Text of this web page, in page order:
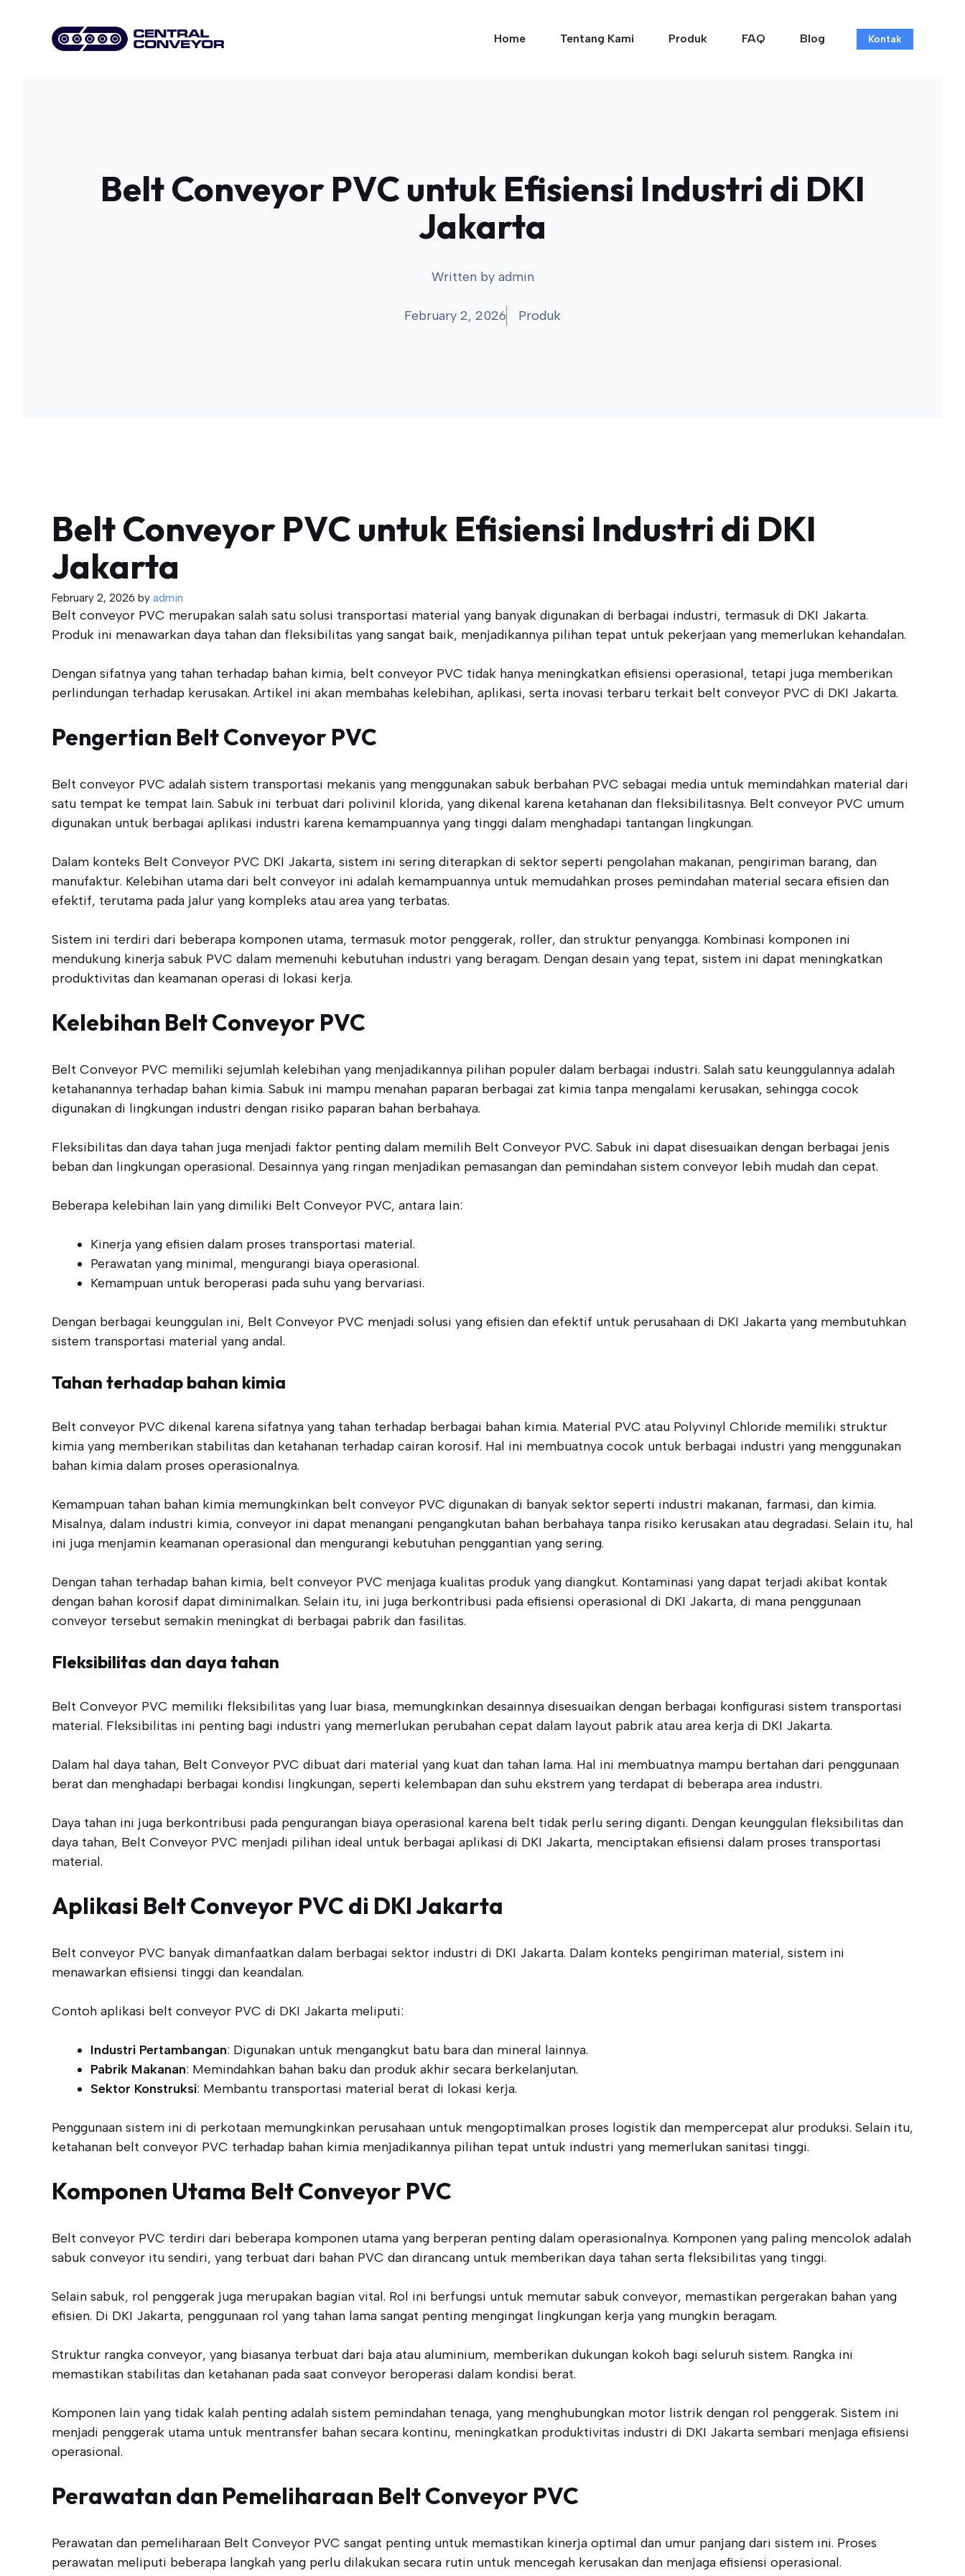
Home Tentang Kami Produk FAQ Blog Kontak
Belt Conveyor PVC untuk Efisiensi Industri di DKI
Jakarta
Written by admin
February 2, 2026 Produk
Belt Conveyor PVC untuk Efisiensi Industri di DKI
Jakarta
February 2, 2026 by admin
Belt conveyor PVC merupakan salah satu solusi transportasi material yang banyak digunakan di berbagai industri, termasuk di DKI Jakarta.
Produk ini menawarkan daya tahan dan fleksibilitas yang sangat baik, menjadikannya pilihan tepat untuk pekerjaan yang memerlukan kehandalan.
Dengan sifatnya yang tahan terhadap bahan kimia, belt conveyor PVC tidak hanya meningkatkan efisiensi operasional, tetapi juga memberikan
perlindungan terhadap kerusakan. Artikel ini akan membahas kelebihan, aplikasi, serta inovasi terbaru terkait belt conveyor PVC di DKI Jakarta.
Pengertian Belt Conveyor PVC
Belt conveyor PVC adalah sistem transportasi mekanis yang menggunakan sabuk berbahan PVC sebagai media untuk memindahkan material dari
satu tempat ke tempat lain. Sabuk ini terbuat dari polivinil klorida, yang dikenal karena ketahanan dan fleksibilitasnya. Belt conveyor PVC umum
digunakan untuk berbagai aplikasi industri karena kemampuannya yang tinggi dalam menghadapi tantangan lingkungan.
Dalam konteks Belt Conveyor PVC DKI Jakarta, sistem ini sering diterapkan di sektor seperti pengolahan makanan, pengiriman barang, dan
manufaktur. Kelebihan utama dari belt conveyor ini adalah kemampuannya untuk memudahkan proses pemindahan material secara efisien dan
efektif, terutama pada jalur yang kompleks atau area yang terbatas.
Sistem ini terdiri dari beberapa komponen utama, termasuk motor penggerak, roller, dan struktur penyangga. Kombinasi komponen ini
mendukung kinerja sabuk PVC dalam memenuhi kebutuhan industri yang beragam. Dengan desain yang tepat, sistem ini dapat meningkatkan
produktivitas dan keamanan operasi di lokasi kerja.
Kelebihan Belt Conveyor PVC
Belt Conveyor PVC memiliki sejumlah kelebihan yang menjadikannya pilihan populer dalam berbagai industri. Salah satu keunggulannya adalah
ketahanannya terhadap bahan kimia. Sabuk ini mampu menahan paparan berbagai zat kimia tanpa mengalami kerusakan, sehingga cocok
digunakan di lingkungan industri dengan risiko paparan bahan berbahaya.
Fleksibilitas dan daya tahan juga menjadi faktor penting dalam memilih Belt Conveyor PVC. Sabuk ini dapat disesuaikan dengan berbagai jenis
beban dan lingkungan operasional. Desainnya yang ringan menjadikan pemasangan dan pemindahan sistem conveyor lebih mudah dan cepat.
Beberapa kelebihan lain yang dimiliki Belt Conveyor PVC, antara lain:
Kinerja yang efisien dalam proses transportasi material.
Perawatan yang minimal, mengurangi biaya operasional.
Kemampuan untuk beroperasi pada suhu yang bervariasi.
Dengan berbagai keunggulan ini, Belt Conveyor PVC menjadi solusi yang efisien dan efektif untuk perusahaan di DKI Jakarta yang membutuhkan
sistem transportasi material yang andal.
Tahan terhadap bahan kimia
Belt conveyor PVC dikenal karena sifatnya yang tahan terhadap berbagai bahan kimia. Material PVC atau Polyvinyl Chloride memiliki struktur
kimia yang memberikan stabilitas dan ketahanan terhadap cairan korosif. Hal ini membuatnya cocok untuk berbagai industri yang menggunakan
bahan kimia dalam proses operasionalnya.
Kemampuan tahan bahan kimia memungkinkan belt conveyor PVC digunakan di banyak sektor seperti industri makanan, farmasi, dan kimia.
Misalnya, dalam industri kimia, conveyor ini dapat menangani pengangkutan bahan berbahaya tanpa risiko kerusakan atau degradasi. Selain itu, hal
ini juga menjamin keamanan operasional dan mengurangi kebutuhan penggantian yang sering.
Dengan tahan terhadap bahan kimia, belt conveyor PVC menjaga kualitas produk yang diangkut. Kontaminasi yang dapat terjadi akibat kontak
dengan bahan korosif dapat diminimalkan. Selain itu, ini juga berkontribusi pada efisiensi operasional di DKI Jakarta, di mana penggunaan
conveyor tersebut semakin meningkat di berbagai pabrik dan fasilitas.
Fleksibilitas dan daya tahan
Belt Conveyor PVC memiliki fleksibilitas yang luar biasa, memungkinkan desainnya disesuaikan dengan berbagai konfigurasi sistem transportasi
material. Fleksibilitas ini penting bagi industri yang memerlukan perubahan cepat dalam layout pabrik atau area kerja di DKI Jakarta.
Dalam hal daya tahan, Belt Conveyor PVC dibuat dari material yang kuat dan tahan lama. Hal ini membuatnya mampu bertahan dari penggunaan
berat dan menghadapi berbagai kondisi lingkungan, seperti kelembapan dan suhu ekstrem yang terdapat di beberapa area industri.
Daya tahan ini juga berkontribusi pada pengurangan biaya operasional karena belt tidak perlu sering diganti. Dengan keunggulan fleksibilitas dan
daya tahan, Belt Conveyor PVC menjadi pilihan ideal untuk berbagai aplikasi di DKI Jakarta, menciptakan efisiensi dalam proses transportasi
material.
Aplikasi Belt Conveyor PVC di DKI Jakarta
Belt conveyor PVC banyak dimanfaatkan dalam berbagai sektor industri di DKI Jakarta. Dalam konteks pengiriman material, sistem ini
menawarkan efisiensi tinggi dan keandalan.
Contoh aplikasi belt conveyor PVC di DKI Jakarta meliputi:
Industri Pertambangan: Digunakan untuk mengangkut batu bara dan mineral lainnya.
Pabrik Makanan: Memindahkan bahan baku dan produk akhir secara berkelanjutan.
Sektor Konstruksi: Membantu transportasi material berat di lokasi kerja.
Penggunaan sistem ini di perkotaan memungkinkan perusahaan untuk mengoptimalkan proses logistik dan mempercepat alur produksi. Selain itu,
ketahanan belt conveyor PVC terhadap bahan kimia menjadikannya pilihan tepat untuk industri yang memerlukan sanitasi tinggi.
Komponen Utama Belt Conveyor PVC
Belt conveyor PVC terdiri dari beberapa komponen utama yang berperan penting dalam operasionalnya. Komponen yang paling mencolok adalah
sabuk conveyor itu sendiri, yang terbuat dari bahan PVC dan dirancang untuk memberikan daya tahan serta fleksibilitas yang tinggi.
Selain sabuk, rol penggerak juga merupakan bagian vital. Rol ini berfungsi untuk memutar sabuk conveyor, memastikan pergerakan bahan yang
efisien. Di DKI Jakarta, penggunaan rol yang tahan lama sangat penting mengingat lingkungan kerja yang mungkin beragam.
Struktur rangka conveyor, yang biasanya terbuat dari baja atau aluminium, memberikan dukungan kokoh bagi seluruh sistem. Rangka ini
memastikan stabilitas dan ketahanan pada saat conveyor beroperasi dalam kondisi berat.
Komponen lain yang tidak kalah penting adalah sistem pemindahan tenaga, yang menghubungkan motor listrik dengan rol penggerak. Sistem ini
menjadi penggerak utama untuk mentransfer bahan secara kontinu, meningkatkan produktivitas industri di DKI Jakarta sembari menjaga efisiensi
operasional.
Perawatan dan Pemeliharaan Belt Conveyor PVC
Perawatan dan pemeliharaan Belt Conveyor PVC sangat penting untuk memastikan kinerja optimal dan umur panjang dari sistem ini. Proses
perawatan meliputi beberapa langkah yang perlu dilakukan secara rutin untuk mencegah kerusakan dan menjaga efisiensi operasional.